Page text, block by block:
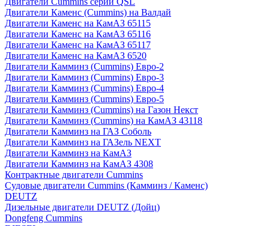
Двигатели Каменс (Cummins) на Валдай
Двигатели Каменс на КамАЗ 65115
Двигатели Каменс на КамАЗ 65116
Двигатели Каменс на КамАЗ 65117
Двигатели Каменс на КамАЗ 6520
Двигатели Камминз (Cummins) Евро-2
Двигатели Камминз (Cummins) Евро-3
Двигатели Камминз (Cummins) Евро-4
Двигатели Камминз (Cummins) Евро-5
Двигатели Камминз (Cummins) на Газон Некст
Двигатели Камминз (Cummins) на КамАЗ 43118
Двигатели Камминз на ГАЗ Соболь
Двигатели Камминз на ГАЗель NEXT
Двигатели Камминз на КамАЗ
Двигатели Камминз на КамАЗ 4308
Контрактные двигатели Cummins
Судовые двигатели Cummins (Камминз / Каменс)
DEUTZ
Дизельные двигатели DEUTZ (Дойц)
Dongfeng Cummins